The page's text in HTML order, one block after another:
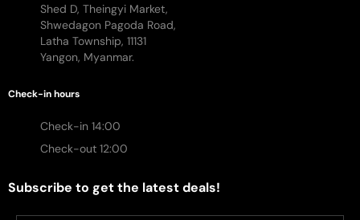
Shed D, Theingyi Market,
Shwedagon Pagoda Road,
Latha Township, 11131
Yangon, Myanmar.
Check-in hours
Check-in 14:00
Check-out 12:00
Subscribe to get the latest deals!